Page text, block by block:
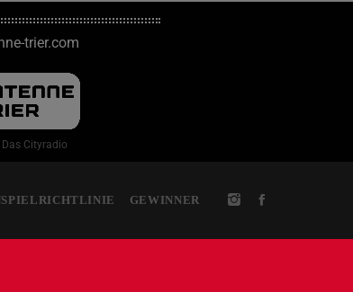
trier.com
Cityradio
GEWINNER